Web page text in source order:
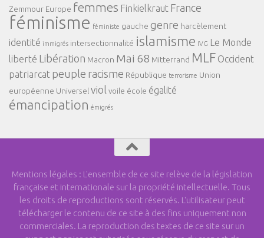
Zemmour Europe femmes Finkielkraut France
féminisme féministe gauche genre harcèlement
identité immigrés intersectionnalité islamisme IVG
Le Monde
liberté Libération Macron Mai 68 Mitterrand MLF Occident
patriarcat peuple racisme République terrorisme Union
européenne Universelviol voile école égalité
émancipation émigrés
Mentions légales : L'ensemble de ce site relève de la législation
française et internationale sur la propriété intellectuelle. Tous
les droits de reproductions sont réservés. L'utilisateur peut
télécharger le contenu de ce site à des fins uniquement non
commerciales. La reproduction des textes de ce site sur un